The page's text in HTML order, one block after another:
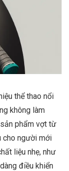
thể thao nổi
không làm
phẩm vợt từ
cho người mới
liệu nhẹ, như
điều khiển